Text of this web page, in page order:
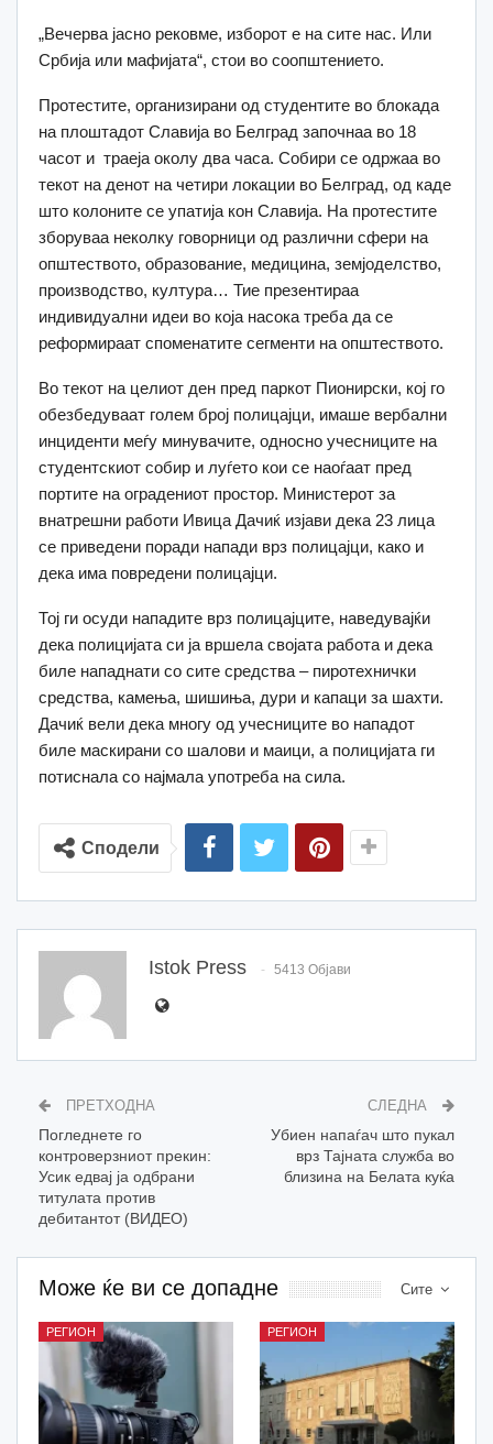
„Вечерва јасно рековме, изборот е на сите нас. Или
Србија или мафијата“, стои во соопштението.
Протестите, организирани од студентите во блокада
на плоштадот Славија во Белград започнаа во 18
часот и траеја околу два часа. Собири се одржаа во
текот на денот на четири локации во Белград, од каде
што колоните се упатија кон Славија. На протестите
зборуваа неколку говорници од различни сфери на
општеството, образование, медицина, земјоделство,
производство, култура… Тие презентираа
индивидуални идеи во која насока треба да се
реформираат споменатите сегменти на општеството.
Во текот на целиот ден пред паркот Пионирски, кој го
обезбедуваат голем број полицајци, имаше вербални
инциденти меѓу минувачите, односно учесниците на
студентскиот собир и луѓето кои се наоѓаат пред
портите на оградениот простор. Министерот за
внатрешни работи Ивица Дачиќ изјави дека 23 лица
се приведени поради напади врз полицајци, како и
дека има повредени полицајци.
Тој ги осуди нападите врз полицајците, наведувајќи
дека полицијата си ја вршела својата работа и дека
биле нападнати со сите средства – пиротехнички
средства, камења, шишиња, дури и капаци за шахти.
Дачиќ вели дека многу од учесниците во нападот
биле маскирани со шалови и маици, а полицијата ги
потиснала со најмала употреба на сила.
Сподели
Istok Press 5413 Објави
ПРЕТХОДНА
Погледнете го
контроверзниот прекин:
Усик едвај ја одбрани
титулата против
дебитантот (ВИДЕО)
СЛЕДНА
Убиен напаѓач што пукал
врз Тајната служба во
близина на Белата куќа
Сите
Може ќе ви се допадне
РЕГИОН РЕГИОН